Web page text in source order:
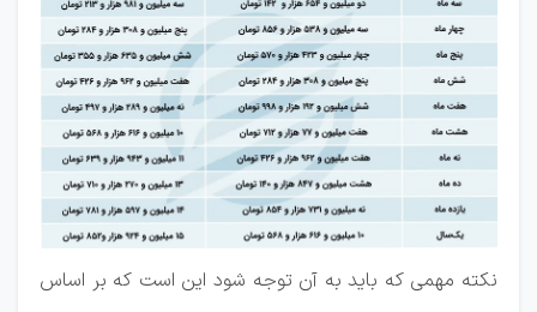
نکته مهمی که باید به آن توجه شود این است که بر اساس